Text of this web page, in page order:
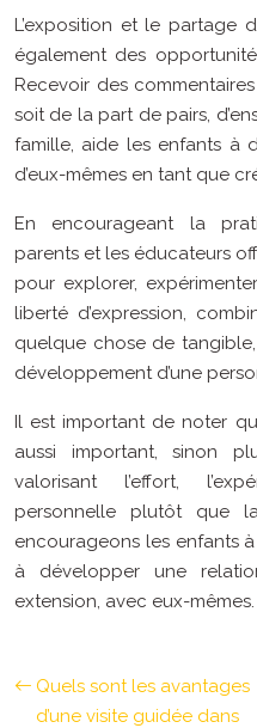
L’exposition et le partage
également des
Recevoir des
soit de la part de pairs,
famille, aide les enfants à
d’eux-mêmes en tant que
En encourageant la
parents et les éducateurs
pour explorer,
liberté d’expression,
quelque chose de
développement d’une
Il est important de noter
aussi important, sinon
valorisant l’effort,
personnelle plutôt que
encourageons les enfants
à développer une
extension, avec eux-mêmes.
Quels sont les avantages
d’une visite guidée dans